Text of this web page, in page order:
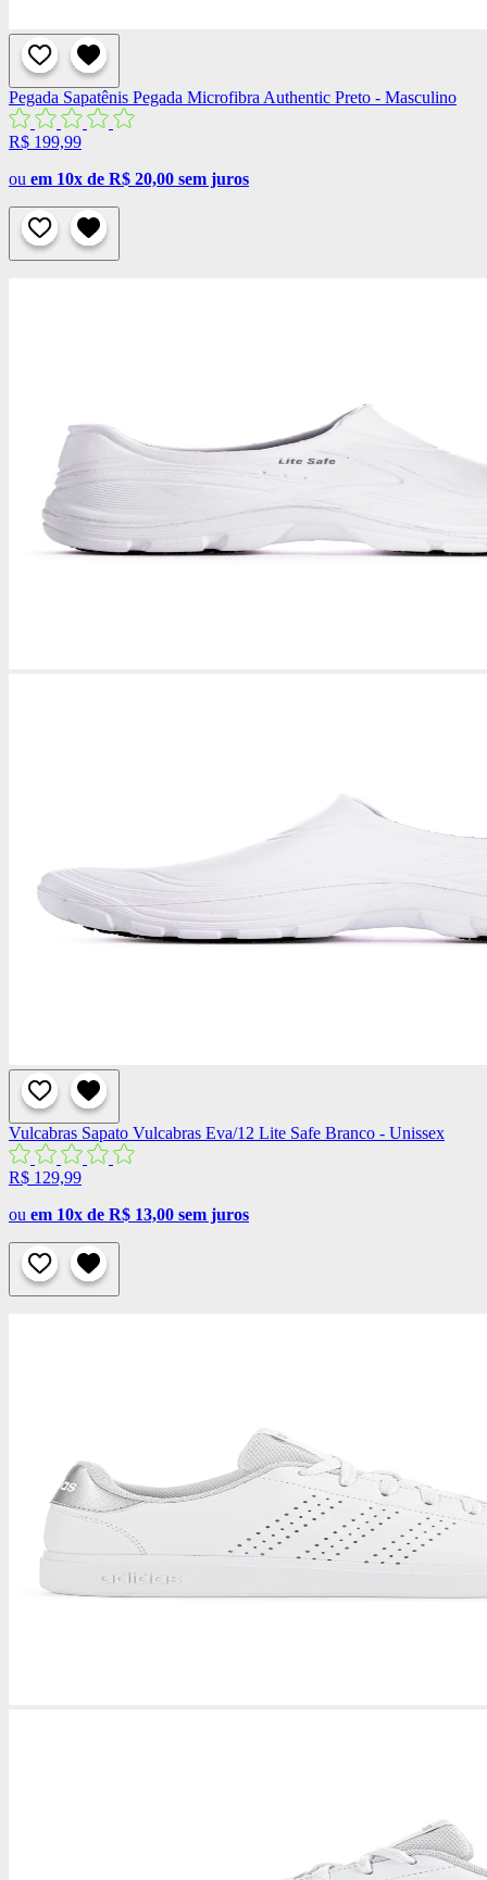
Pegada Sapatênis Pegada Microfibra Authentic Preto - Masculino
R$ 199,99
ou em 10x de R$ 20,00 sem juros
Vulcabras Sapato Vulcabras Eva/12 Lite Safe Branco - Unissex
R$ 129,99
ou em 10x de R$ 13,00 sem juros